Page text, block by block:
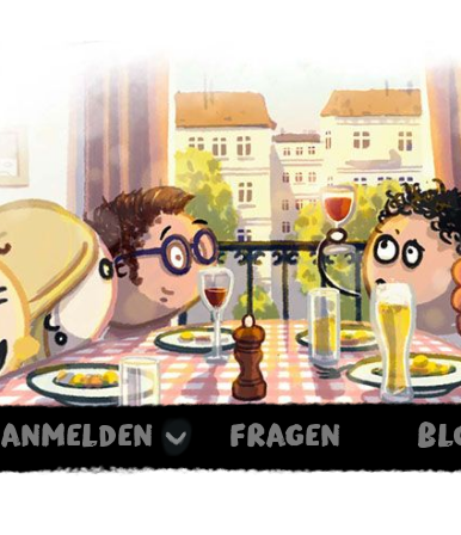
anmelden fragen